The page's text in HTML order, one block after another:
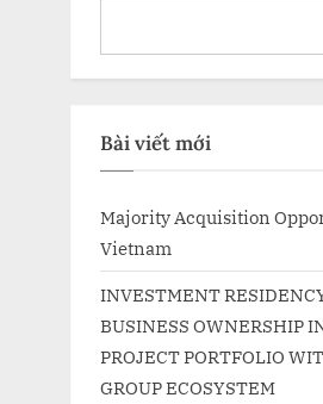
Bài viết mới
Majority Acquisition
Vietnam
INVESTMENT
BUSINESS OWNERSHIP
PROJECT PORTFOLIO
GROUP ECOSYSTEM